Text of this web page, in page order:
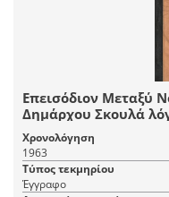
Επεισόδιον Μεταξύ
Δημάρχου Σκουλά
Κοινότητος Γαλατά
Χρονολόγηση
1963
Τύπος τεκμηρίου
Έγγραφο